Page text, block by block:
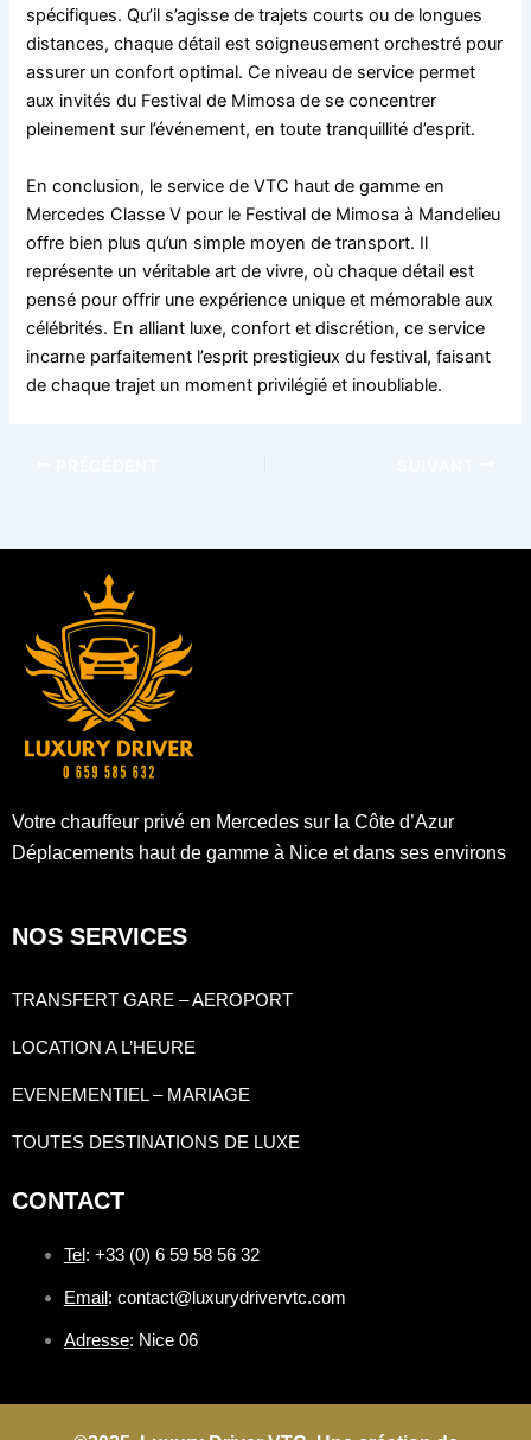
spécifiques. Qu’il s’agisse de trajets courts ou de longues
distances, chaque détail est soigneusement orchestré pour
assurer un confort optimal. Ce niveau de service permet
aux invités du Festival de Mimosa de se concentrer
pleinement sur l’événement, en toute tranquillité d’esprit.
En conclusion, le service de VTC haut de gamme en
Mercedes Classe V pour le Festival de Mimosa à Mandelieu
offre bien plus qu’un simple moyen de transport. Il
représente un véritable art de vivre, où chaque détail est
pensé pour offrir une expérience unique et mémorable aux
célébrités. En alliant luxe, confort et discrétion, ce service
incarne parfaitement l’esprit prestigieux du festival, faisant
de chaque trajet un moment privilégié et inoubliable.
Votre chauffeur privé en Mercedes sur la Côte d’Azur
Déplacements haut de gamme à Nice et dans ses environs
NOS SERVICES
TRANSFERT GARE – AEROPORT
LOCATION A L’HEURE
EVENEMENTIEL – MARIAGE
TOUTES DESTINATIONS DE LUXE
CONTACT
Tel : +33 (0) 6 59 58 56 32
Email : contact@luxurydrivervtc.com
Adresse: Nice 06